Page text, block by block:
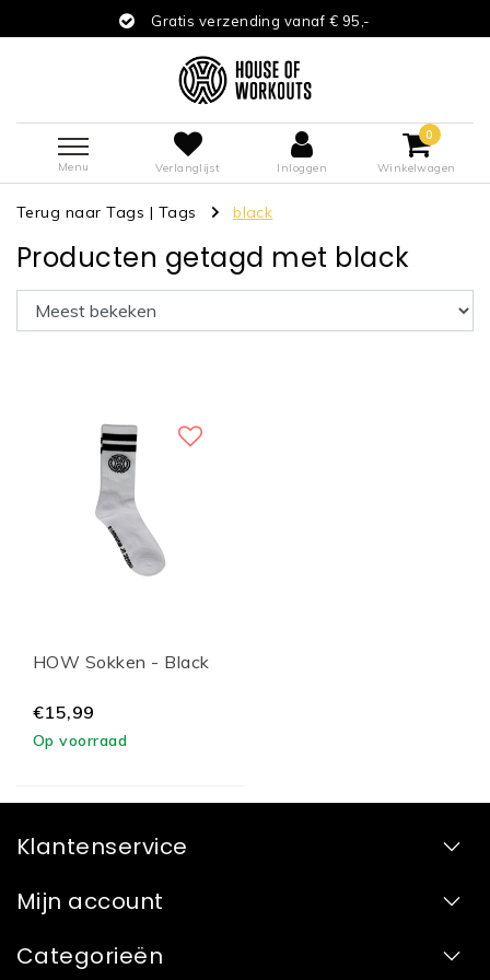
Gratis verzending vanaf € 95,-
Menu Verlanglijst Inloggen
0
Winkelwagen
Terug naar Tags | Tags black
Producten getagd met black
HOW Sokken - Black
€15,99
Op voorraad
Klantenservice
Mijn account
Categorieën